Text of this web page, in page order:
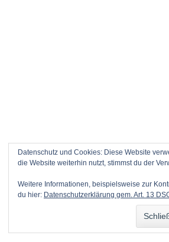
Datenschutz und Cookies: Diese Website
die Website weiterhin nutzt, stimmst du der
Weitere Informationen, beispielsweise zur
du hier: Datenschutzerklärung gem. Art. 13